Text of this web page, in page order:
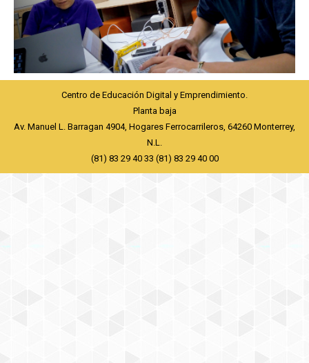
Centro de Educación Digital y Emprendimiento.
Planta baja
Av. Manuel L. Barragan 4904, Hogares Ferrocarrileros, 64260 Monterrey,
N.L.
(81) 83 29 40 33 (81) 83 29 40 00